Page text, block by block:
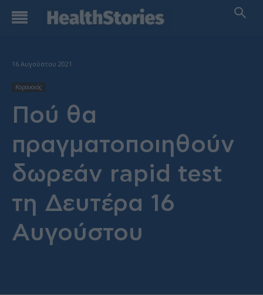
16 Αυγούστου 2021
Κορονοιός
Πού θα
πραγματοποιηθούν
δωρεάν rapid test
τη Δευτέρα 16
Αυγούστου